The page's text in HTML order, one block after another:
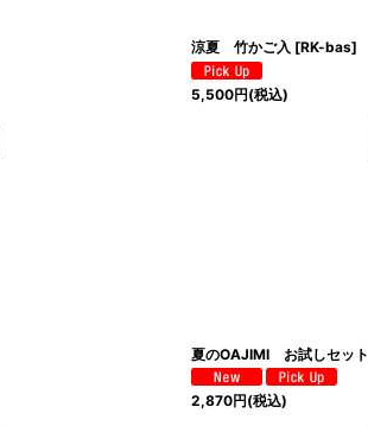
涼夏 竹かご入 [RK-bas]
5,500円(税込)
夏のOAJIMI お試しセット
2,870円(税込)